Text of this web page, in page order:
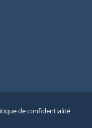
de confidentialité